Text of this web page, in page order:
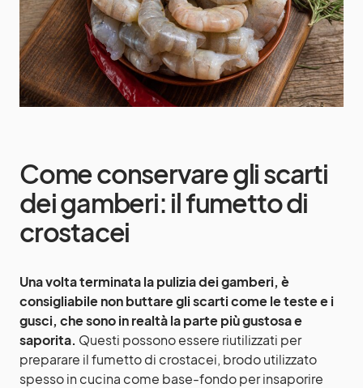
Come conservare gli scarti
dei gamberi: il fumetto di
crostacei
Una volta terminata la pulizia dei gamberi, è
consigliabile non buttare gli scarti come le teste e i
gusci, che sono in realtà la parte più gustosa e
saporita. Questi possono essere riutilizzati per
preparare il fumetto di crostacei, brodo utilizzato
spesso in cucina come base-fondo per insaporire